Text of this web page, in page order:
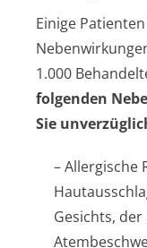
Einige
1.000
folgenden
Sie
– Allergische
Gesichts,